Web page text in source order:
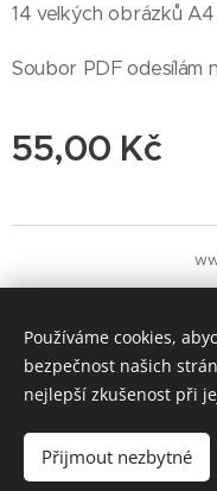
14 velkých obrázků
Soubor PDF odesílám
55,00 Kč
Používáme cookies,
bezpečnost našich
nejlepší zkušenost při
Přijmout nezbytné